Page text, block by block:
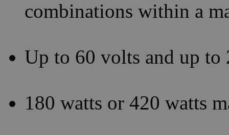
combinations within a
Up to 60 volts and up to
180 watts or 420 watts